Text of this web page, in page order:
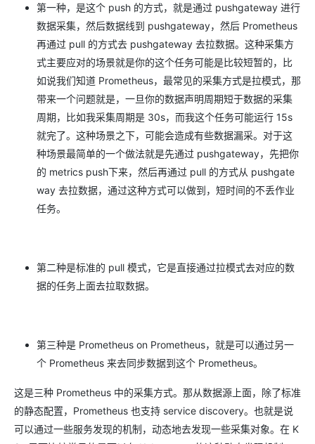
第一种，是这个 push 的方式，就是通过 pushgateway 进行
数据采集，然后数据线到 pushgateway，然后 Prometheus
再通过 pull 的方式去 pushgateway 去拉数据。这种采集方
式主要应对的场景就是你的这个任务可能是比较短暂的，比
如说我们知道 Prometheus，最常见的采集方式是拉模式，那
带来一个问题就是，一旦你的数据声明周期短于数据的采集
周期，比如我采集周期是 30s，而我这个任务可能运行 15s
就完了。这种场景之下，可能会造成有些数据漏采。对于这
种场景最简单的一个做法就是先通过 pushgateway，先把你
的 metrics push下来，然后再通过 pull 的方式从 pushgate
way 去拉数据，通过这种方式可以做到，短时间的不丢作业
任务。
第二种是标准的 pull 模式，它是直接通过拉模式去对应的数
据的任务上面去拉取数据。
第三种是 Prometheus on Prometheus，就是可以通过另一
个 Prometheus 来去同步数据到这个 Prometheus。
这是三种 Prometheus 中的采集方式。那从数据源上面，除了标准
的静态配置，Prometheus 也支持 service discovery。也就是说
可以通过一些服务发现的机制，动态地去发现一些采集对象。在 K